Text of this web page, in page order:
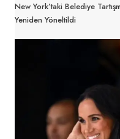
New York’taki Belediye
Yeniden Yöneltildi